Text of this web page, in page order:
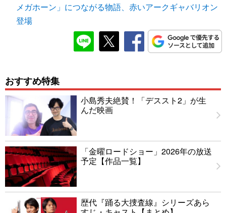
メガホーン」につながる物語、赤いアークギャバリオン
登場
おすすめ特集
小島秀夫絶賛！「デススト2」が生
んだ映画
「金曜ロードショー」2026年の放送
予定【作品一覧】
歴代『踊る大捜査線』シリーズあら